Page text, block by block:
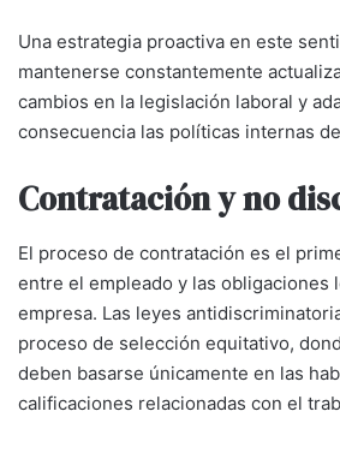
Una estrategia proactiva en este
mantenerse constantemente
cambios en la legislación laboral y
consecuencia las políticas internas
Contratación y no
El proceso de contratación es el
entre el empleado y las obligaciones
empresa. Las leyes
proceso de selección equitativo,
deben basarse únicamente en las
calificaciones relacionadas con el